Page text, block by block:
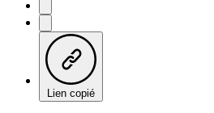
Lien copié